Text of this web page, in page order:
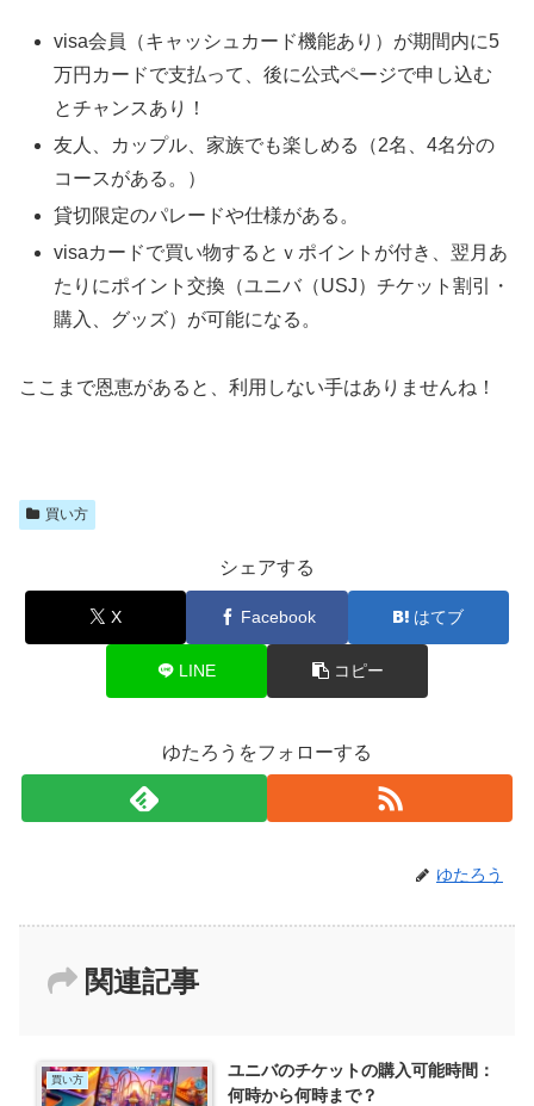
visa会員（キャッシュカード機能あり）が期間内に5
万円カードで支払って、後に公式ページで申し込む
とチャンスあり！
友人、カップル、家族でも楽しめる（2名、4名分の
コースがある。）
貸切限定のパレードや仕様がある。
visaカードで買い物するとｖポイントが付き、翌月あ
たりにポイント交換（ユニバ（USJ）チケット割引・
購入、グッズ）が可能になる。
ここまで恩恵があると、利用しない手はありませんね！
買い方
シェアする
X Facebook はてブ
LINE コピー
ゆたろうをフォローする
ゆたろう
関連記事
買い方
ユニバのチケットの購入可能時間：
何時から何時まで？